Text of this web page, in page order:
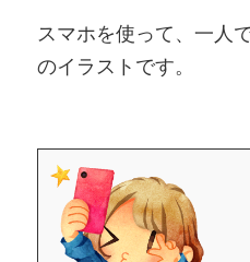
スマホを使って、一人
のイラストです。